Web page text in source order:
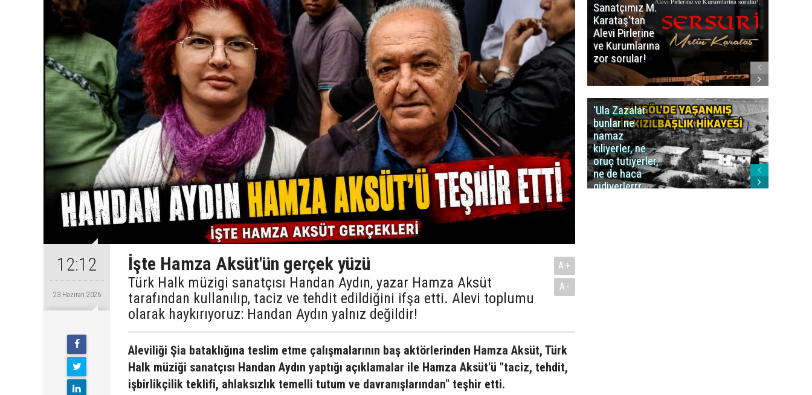
12:12
23 Haziran 2026
İşte Hamza Aksüt'ün gerçek yüzü
Türk Halk müzigi sanatçısı Handan Aydın, yazar Hamza Aksüt
tarafından kullanılıp, taciz ve tehdit edildiğini ifşa etti. Alevi toplumu
olarak haykırıyoruz: Handan Aydın yalnız değildir!
A+
A-
Aleviliği Şia bataklığına teslim etme çalışmalarının baş aktörlerinden Hamza Aksüt, Türk
Halk müziği sanatçısı Handan Aydın yaptığı açıklamalar ile Hamza Aksüt'ü "taciz, tehdit,
işbirlikçilik teklifi, ahlaksızlık temelli tutum ve davranışlarından" teşhir etti.
Sanatçımız M.
Karataş'tan
Alevi Pirlerine
ve Kurumlarına
zor sorular!
'Ula Zazalar
bunlar ne
namaz
kıliyerler, ne
oruç tutiyerler,
ne de haca
gidiyerlerrr